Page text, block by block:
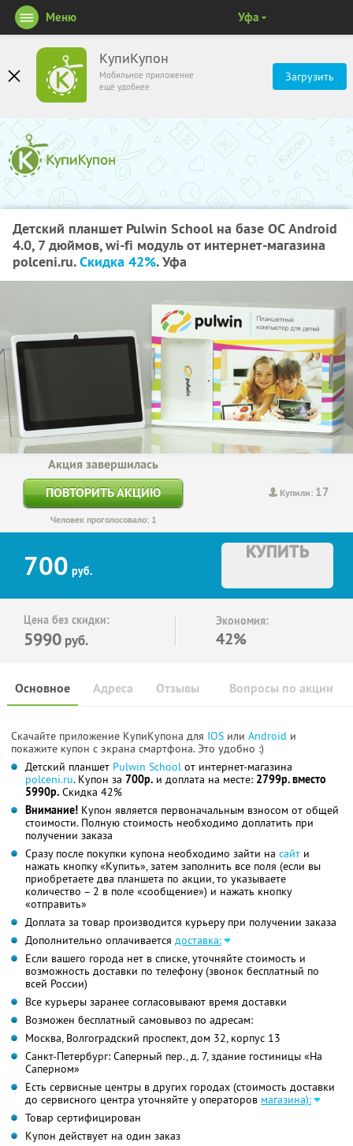
КупиКупон
Мобильное приложение
ещё удобнее
Загрузить
Меню Уфа
Детский планшет Pulwin School на базе ОС Android
4.0, 7 дюймов, wi-fi модуль от интернет-магазина
polceni.ru.Скидка 42%. Уфа
Купили: 17
Акция завершилась
ПОВТОРИТЬ АКЦИЮ
Человек проголосовало: 1
700 руб.
КУПИТЬ
Цена без скидки:
5990 руб.
Экономия:
42%
Основное Отзывы Вопросы по акции
Адреса
Скачайте приложение КупиКупона для IOS или Android и
покажите купон с экрана смартфона. Это удобно :)
Детский планшет Pulwin School от интернет-магазина
polceni.ru. Купон за 700р. и доплата на месте: 2799р. вместо
5990р. Скидка 42%
Внимание! Купон является первоначальным взносом от общей
стоимости. Полную стоимость необходимо доплатить при
получении заказа
Сразу после покупки купона необходимо зайти на сайт и
нажать кнопку «Купить», затем заполнить все поля (если вы
приобретаете два планшета по акции, то указываете
количество – 2 в поле «сообщение») и нажать кнопку
«отправить»
Доплата за товар производится курьеру при получении заказа
Дополнительно оплачивается доставка:
Если вашего города нет в списке, уточняйте стоимость и
возможность доставки по телефону (звонок бесплатный по
всей России)
Все курьеры заранее согласовывают время доставки
Возможен бесплатный самовывоз по адресам:
Москва, Волгоградский проспект, дом 32, корпус 13
Санкт-Петербург: Саперный пер., д. 7, здание гостиницы «На
Саперном»
Есть сервисные центры в других городах (стоимость доставки
до сервисного центра уточняйте у операторов магазина):
Товар сертифицирован
Купон действует на один заказ